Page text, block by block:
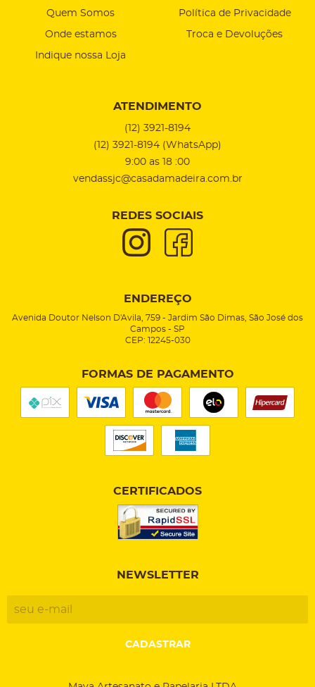
Quem Somos
Onde estamos
Indique nossa Loja
Política de Privacidade
Troca e Devoluções
ATENDIMENTO
(12) 3921-8194
(12) 3921-8194 (WhatsApp)
9:00 as 18 :00
vendassjc@casadamadeira.com.br
REDES SOCIAIS
ENDEREÇO
Avenida Doutor Nelson D'Avila, 759 - Jardim São Dimas, São José dos
Campos - SP
CEP: 12245-030
FORMAS DE PAGAMENTO
CERTIFICADOS
NEWSLETTER
CADASTRAR